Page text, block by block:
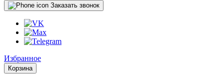
Заказать звонок
Избранное
Корзина